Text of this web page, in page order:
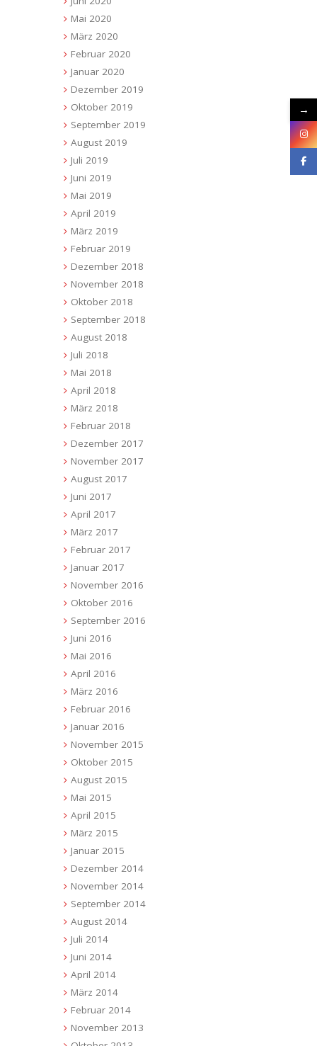
Mai 2020
März 2020
Februar 2020
Januar 2020
Dezember 2019
Oktober 2019
September 2019
August 2019
Juli 2019
Juni 2019
Mai 2019
April 2019
März 2019
Februar 2019
Dezember 2018
November 2018
Oktober 2018
September 2018
August 2018
Juli 2018
Mai 2018
April 2018
März 2018
Februar 2018
Dezember 2017
November 2017
August 2017
Juni 2017
April 2017
März 2017
Februar 2017
Januar 2017
November 2016
Oktober 2016
September 2016
Juni 2016
Mai 2016
April 2016
März 2016
Februar 2016
Januar 2016
November 2015
Oktober 2015
August 2015
Mai 2015
April 2015
März 2015
Januar 2015
Dezember 2014
November 2014
September 2014
August 2014
Juli 2014
Juni 2014
April 2014
März 2014
Februar 2014
November 2013
→